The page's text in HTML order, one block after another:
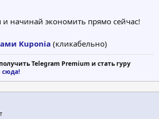
начинай экономить прямо сейчас!
Kuponia (кликабельно)
Telegram Premium и стать гуру
сюда!